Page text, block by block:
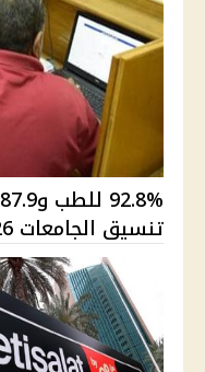
تنسيق الجامعات 2026 وأماكن المرحلة ...